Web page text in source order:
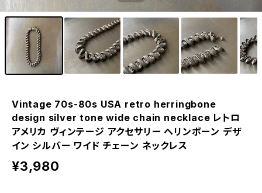
Vintage 70s-80s USA retro herringbone
design silver tone wide chain necklace レトロ
アメリカ ヴィンテージ アクセサリー ヘリンボーン デザ
イン シルバー ワイド チェーン ネックレス
¥3,980